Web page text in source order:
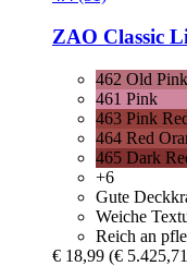
ZAO Classic
462 Old Pink
461 Pink
463 Pink
464 Red
465 Dark
+6
Gute
Weiche
Reich an
€ 18,99 (€